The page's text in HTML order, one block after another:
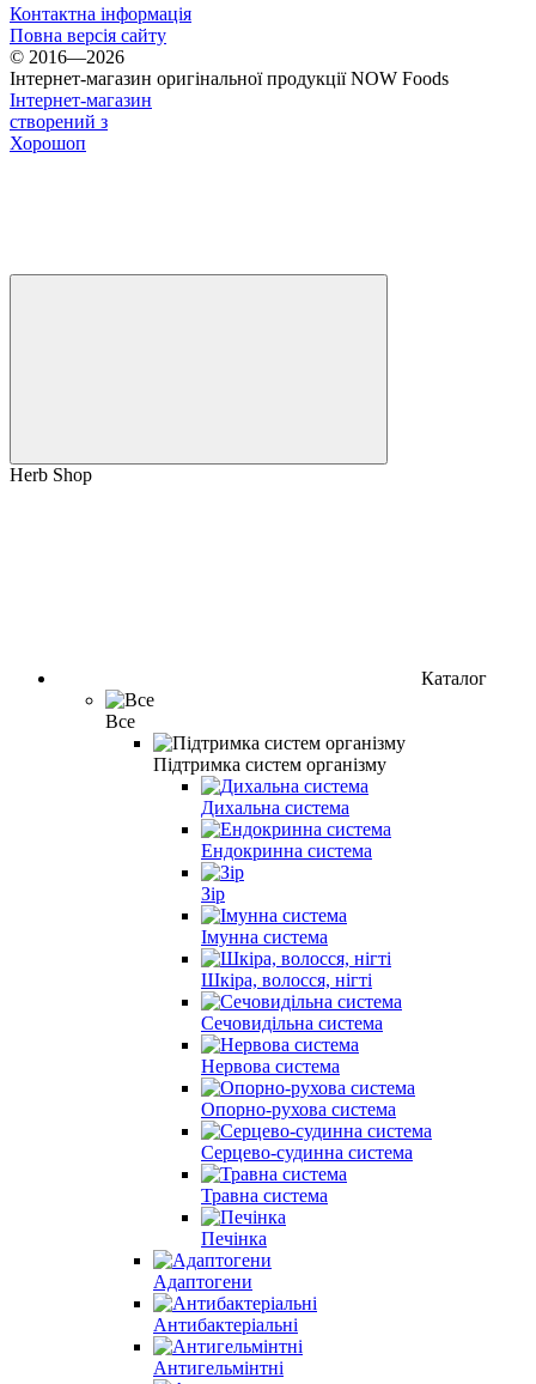
Контактна інформація
Повна версія сайту
© 2016—2026
Інтернет-магазин оригінальної продукції NOW Foods
Інтернет-магазин
створений з
Хорошоп
Herb Shop
Каталог
Все
Підтримка систем організму
Дихальна система
Ендокринна система
Зір
Імунна система
Шкіра, волосся, нігті
Сечовидільна система
Нервова система
Опорно-рухова система
Серцево-судинна система
Травна система
Печінка
Адаптогени
Антибактеріальні
Антигельмінтні